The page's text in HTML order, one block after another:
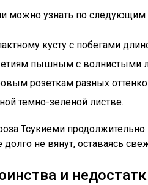
можно узнать по следующим
кусту с побегами
пышным с волнистыми
розеткам разных
темно-зеленой листве.
Тсукиеми
долго не вянут, оставаясь
и